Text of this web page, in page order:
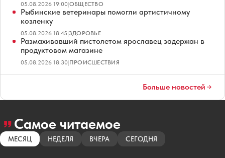
05.08.2026 19:00|ОБЩЕСТВО
Рыбинские ветеринары помогли артистичному
козленку
05.08.2026 18:45|ЗДОРОВЬЕ
Размахивавший пистолетом ярославец задержан в
продуктовом магазине
05.08.2026 18:30|ПРОИСШЕСТВИЯ
Больше новостей
Самое читаемое
МЕСЯЦ НЕДЕЛЯ ВЧЕРА СЕГОДНЯ